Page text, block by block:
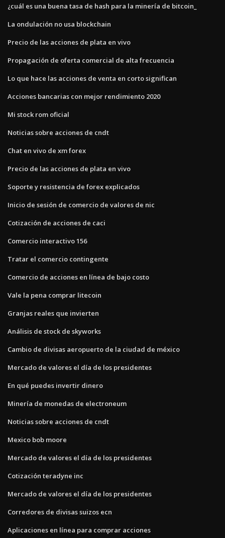
¿cuál es una buena tasa de hash para la minería de bitcoin_
La ondulación no usa blockchain
Precio de las acciones de plata en vivo
Propagación de oferta comercial de alta frecuencia
Lo que hace las acciones de venta en corto significan
Acciones bancarias con mejor rendimiento 2020
Mi stock rom oficial
Noticias sobre acciones de cndt
Chat en vivo de xm forex
Precio de las acciones de plata en vivo
Soporte y resistencia de forex explicados
Inicio de sesión de comercio de valores de nic
Cotización de acciones de caci
Comercio interactivo 156
Tratar el comercio contingente
Comercio de acciones en línea de bajo costo
Vale la pena comprar litecoin
Granjas reales que invierten
Análisis de stock de skyworks
Cambio de divisas aeropuerto de la ciudad de méxico
Mercado de valores el día de los presidentes
En qué puedes invertir dinero
Minería de monedas de electroneum
Noticias sobre acciones de cndt
Mexico bob moore
Mercado de valores el día de los presidentes
Cotización teradyne inc
Mercado de valores el día de los presidentes
Corredores de divisas suizos ecn
Aplicaciones en línea para comprar acciones